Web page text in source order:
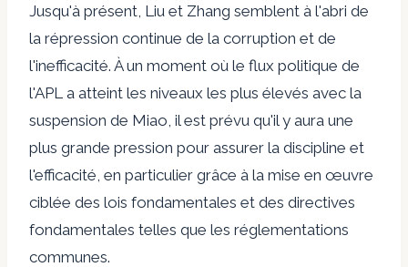
Jusqu'à présent, Liu et Zhang semblent à l'abri de
la répression continue de la corruption et de
l'inefficacité. À un moment où le flux politique de
l'APL a atteint les niveaux les plus élevés avec la
suspension de Miao, il est prévu qu'il y aura une
plus grande pression pour assurer la discipline et
l'efficacité, en particulier grâce à la mise en œuvre
ciblée des lois fondamentales et des directives
fondamentales telles que les réglementations
communes.